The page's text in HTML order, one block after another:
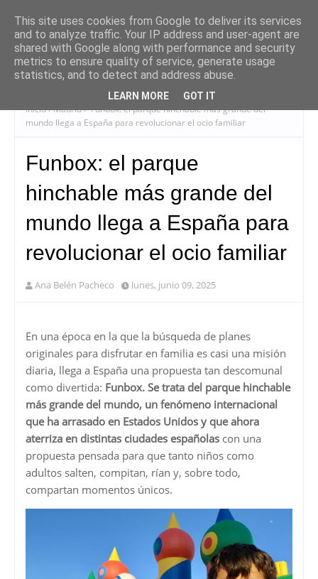
Inicio Madrid Funbox: el parque hinchable más grande del
mundo llega a España para revolucionar el ocio familiar
Funbox: el parque
hinchable más grande del
mundo llega a España para
revolucionar el ocio familiar
Ana Belén Pacheco lunes, junio 09, 2025
En una época en la que la búsqueda de planes
originales para disfrutar en familia es casi una misión
diaria, llega a España una propuesta tan descomunal
como divertida: Funbox. Se trata del parque hinchable
más grande del mundo, un fenómeno internacional
que ha arrasado en Estados Unidos y que ahora
aterriza en distintas ciudades españolas con una
propuesta pensada para que tanto niños como
adultos salten, compitan, rían y, sobre todo,
compartan momentos únicos.
This site uses cookies from Google to deliver its services
and to analyze traffic. Your IP address and user-agent are
shared with Google along with performance and security
metrics to ensure quality of service, generate usage
statistics, and to detect and address abuse.
LEARN MORE GOT IT